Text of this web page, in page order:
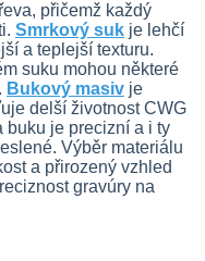
přičemž každý
Smrkový suk je lehčí
a teplejší texturu.
suku mohou některé
Bukový masiv je
delší životnost CWG
buku je precizní a i ty
Výběr materiálu
a přirozený vzhled
gravúry na